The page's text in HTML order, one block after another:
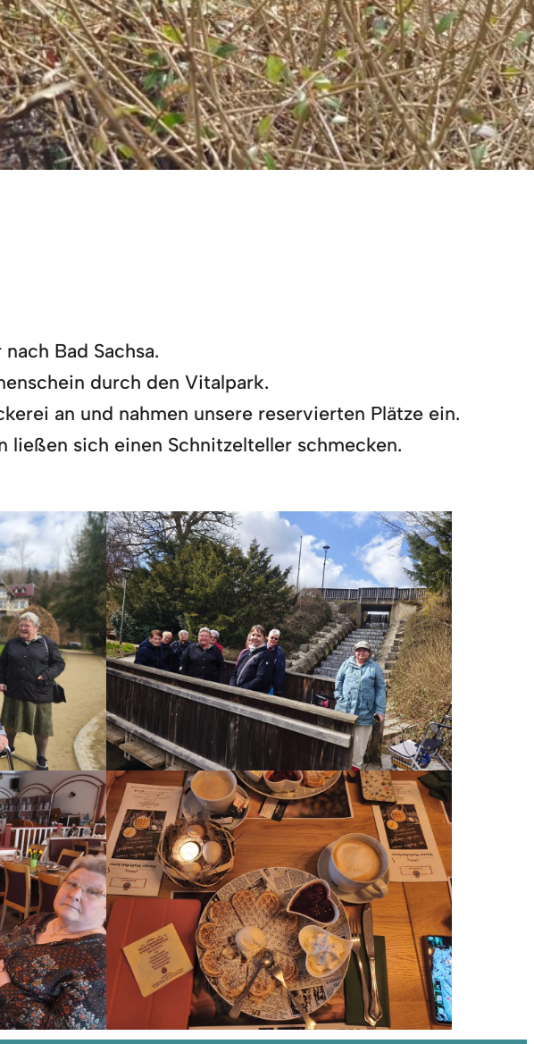
Bad Sachsa.
durch den Vitalpark.
an und nahmen unsere reservierten Plätze ein.
ließen sich einen Schnitzelteller schmecken.